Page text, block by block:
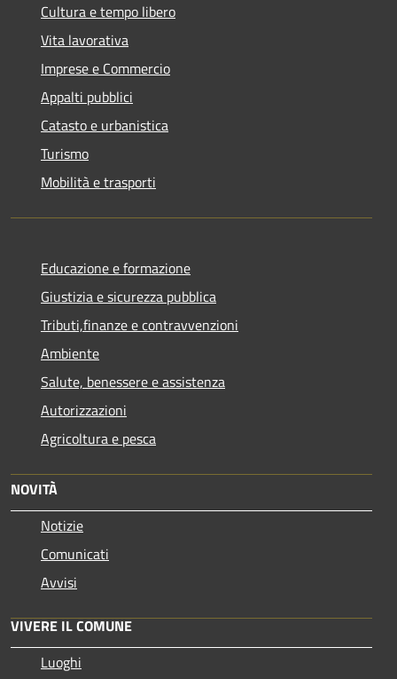
Cultura e tempo libero
Vita lavorativa
Imprese e Commercio
Appalti pubblici
Catasto e urbanistica
Turismo
Mobilità e trasporti
Educazione e formazione
Giustizia e sicurezza pubblica
Tributi,finanze e contravvenzioni
Ambiente
Salute, benessere e assistenza
Autorizzazioni
Agricoltura e pesca
NOVITÀ
Notizie
Comunicati
Avvisi
VIVERE IL COMUNE
Luoghi